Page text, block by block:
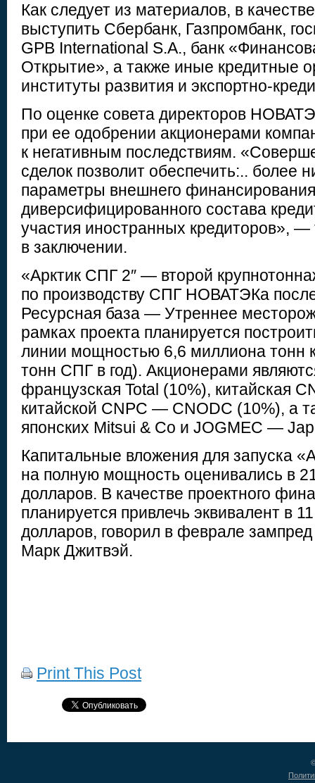
Как следует из материалов, в
выступить Сбербанк, Газпромбанк,
GPB International S.A., банк
Открытие», а также иные кредитные
институты развития и экспортно-
По оценке совета директоров
при ее одобрении акционерами
к негативным последствиям.
сделок позволит обеспечить:.. более
параметры внешнего финансирования
диверсифицированного состава
участия иностранных кредиторов», —
в заключении.
«Арктик СПГ 2″ — второй
по производству СПГ НОВАТЭКа
Ресурсная база — Утреннее
рамках проекта планируется
линии мощностью 6,6 миллиона тонн
тонн СПГ в год). Акционерами
французская Total (10%), китайская
китайской CNPC — CNODC (10%), а
японских Mitsui & Co и JOGMEC —
Капитальные вложения для запуска
на полную мощность оценивались в
долларов. В качестве проектного
планируется привлечь эквивалент в
долларов, говорил в феврале
Марк Джитвэй.
Print This Post